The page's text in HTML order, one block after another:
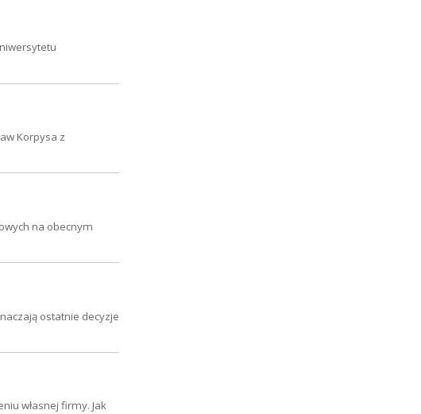
Korpysa z
na obecnym
ostatnie decyzje
własnej firmy. Jak